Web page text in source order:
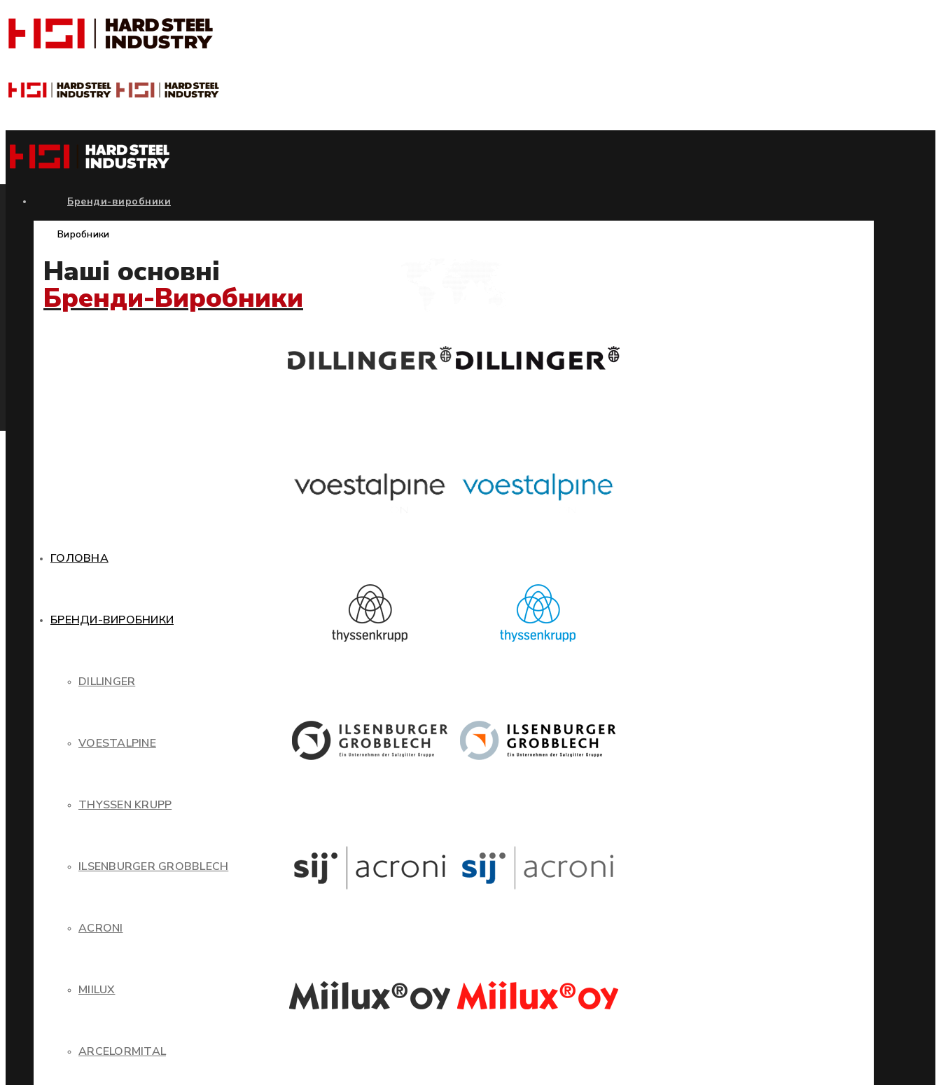
ГОЛОВНА
БРЕНДИ-ВИРОБНИКИ
DILLINGER
VOESTALPINE
THYSSEN KRUPP
ILSENBURGER GROBBLECH
ACRONI
MIILUX
ARCELORMITAL
Бренди-виробники
Виробники
Наші основні
Бренди-Виробники